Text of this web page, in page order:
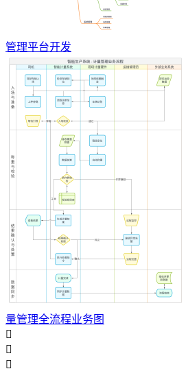
管理平台开发
量管理全流程业务图


